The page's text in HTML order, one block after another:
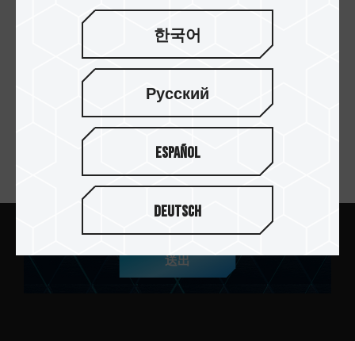
DOWNLOAD
訂閱電子報
送出
한국어
Русский
Español
Deutsch